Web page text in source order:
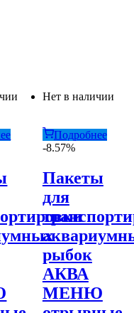
Нет в наличии
Подробнее
-8.57%
Пакеты
для
рыбок
АКВА
МЕНЮ